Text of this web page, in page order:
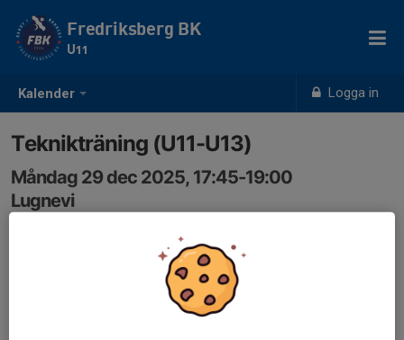
Kalender Logga in
Fredriksberg BK
U11
Teknikträning (U11-U13)
Måndag 29 dec 2025, 17:45-19:00
Lugnevi